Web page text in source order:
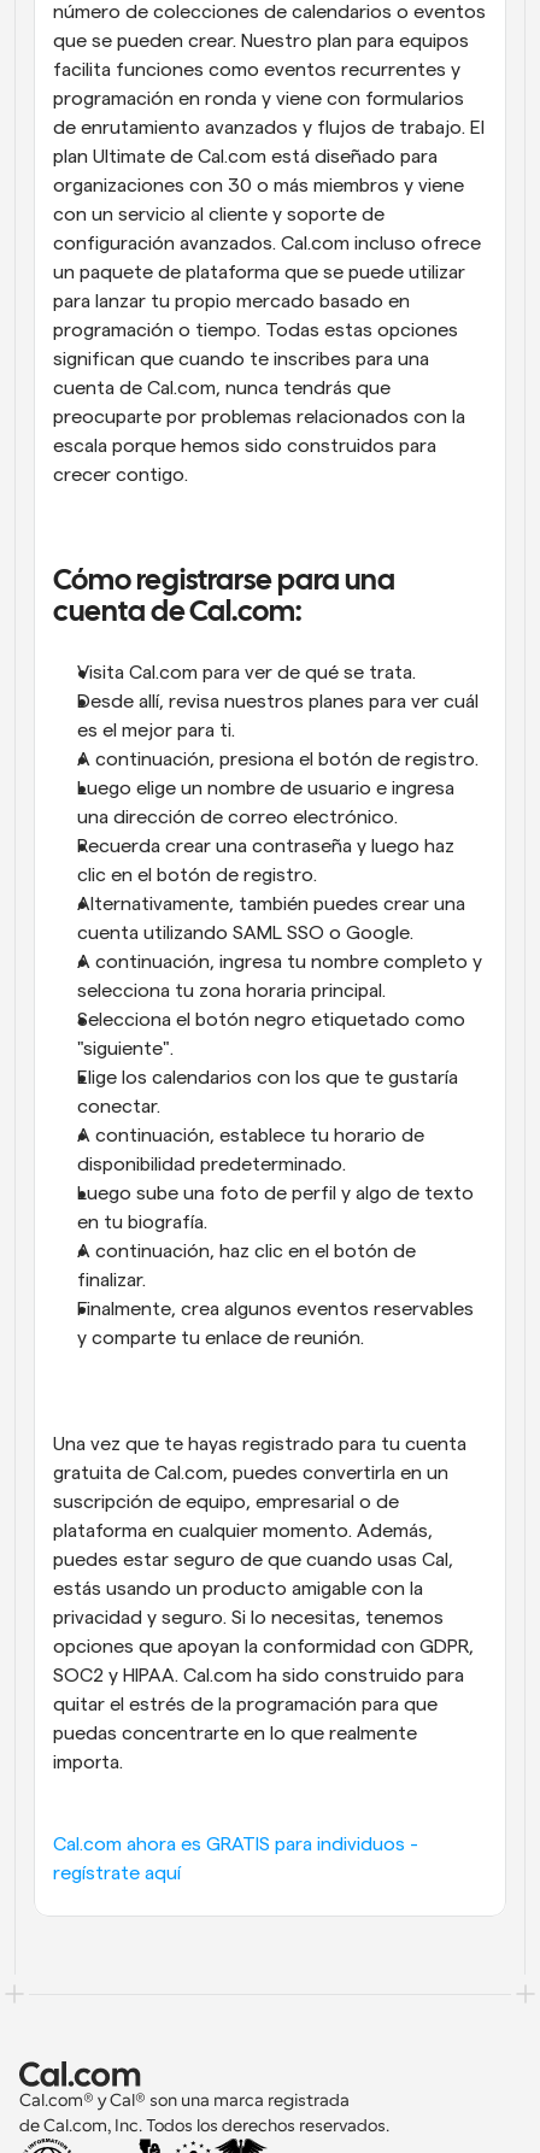
número de colecciones de calendarios o eventos
que se pueden crear. Nuestro plan para equipos
facilita funciones como eventos recurrentes y
programación en ronda y viene con formularios
de enrutamiento avanzados y flujos de trabajo. El
plan Ultimate de Cal.com está diseñado para
organizaciones con 30 o más miembros y viene
con un servicio al cliente y soporte de
configuración avanzados. Cal.com incluso ofrece
un paquete de plataforma que se puede utilizar
para lanzar tu propio mercado basado en
programación o tiempo. Todas estas opciones
significan que cuando te inscribes para una
cuenta de Cal.com, nunca tendrás que
preocuparte por problemas relacionados con la
escala porque hemos sido construidos para
crecer contigo.
Cómo registrarse para una
cuenta de Cal.com:
Visita Cal.com para ver de qué se trata.
Desde allí, revisa nuestros planes para ver cuál
es el mejor para ti.
A continuación, presiona el botón de registro.
Luego elige un nombre de usuario e ingresa
una dirección de correo electrónico.
Recuerda crear una contraseña y luego haz
clic en el botón de registro.
Alternativamente, también puedes crear una
cuenta utilizando SAML SSO o Google.
A continuación, ingresa tu nombre completo y
selecciona tu zona horaria principal.
Selecciona el botón negro etiquetado como
"siguiente".
Elige los calendarios con los que te gustaría
conectar.
A continuación, establece tu horario de
disponibilidad predeterminado.
Luego sube una foto de perfil y algo de texto
en tu biografía.
A continuación, haz clic en el botón de
finalizar.
Finalmente, crea algunos eventos reservables
y comparte tu enlace de reunión.
Una vez que te hayas registrado para tu cuenta
gratuita de Cal.com, puedes convertirla en un
suscripción de equipo, empresarial o de
plataforma en cualquier momento. Además,
puedes estar seguro de que cuando usas Cal,
estás usando un producto amigable con la
privacidad y seguro. Si lo necesitas, tenemos
opciones que apoyan la conformidad con GDPR,
SOC2 y HIPAA. Cal.com ha sido construido para
quitar el estrés de la programación para que
puedas concentrarte en lo que realmente
importa.
Cal.com ahora es GRATIS para individuos -
regístrate aquí
Cal.com® y Cal® son una marca registrada
de Cal.com, Inc. Todos los derechos reservados.